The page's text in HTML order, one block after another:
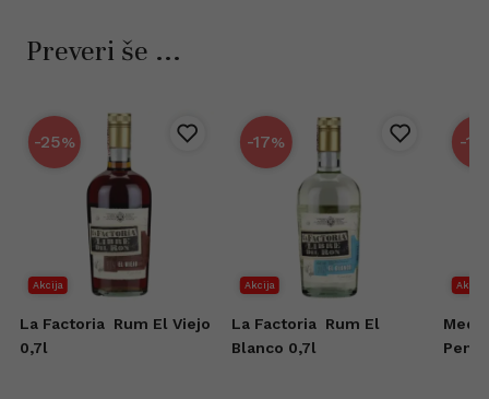
Preveri še ...
-25%
Akcija
La Factoria Rum El Viejo
0,7l
-17%
Akcija
La Factoria Rum El
Blanco 0,7l
-15
Akcija